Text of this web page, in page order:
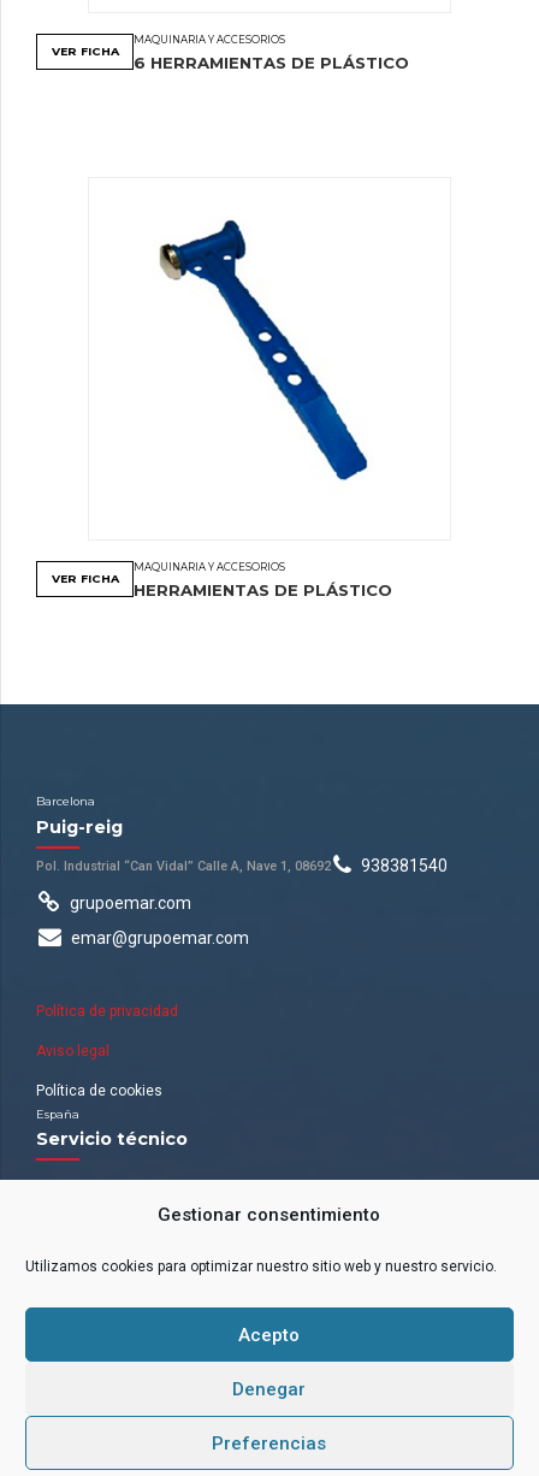
Gestionar consentimiento
Utilizamos cookies para optimizar nuestro sitio web y nuestro servicio.
Acepto
Denegar
Preferencias
MAQUINARIA Y ACCESORIOS
6 HERRAMIENTAS DE PLÁSTICO
VER FICHA
MAQUINARIA Y ACCESORIOS
HERRAMIENTAS DE PLÁSTICO
VER FICHA
Barcelona
Puig-reig
Pol. Industrial “Can Vidal” Calle A, Nave 1, 08692
938381540
grupoemar.com
emar@grupoemar.com
Política de privacidad
Aviso legal
Política de cookies
España
Servicio técnico
CATALUÑA. Puig-Reig y Terrassa.
CASTILLA LEÓN (ZONA NORTE). Zamora
EXTREMADURA.
ISLAS CANARIAS. Tenerife.
Estemos en contacto
Contacta con nosotros